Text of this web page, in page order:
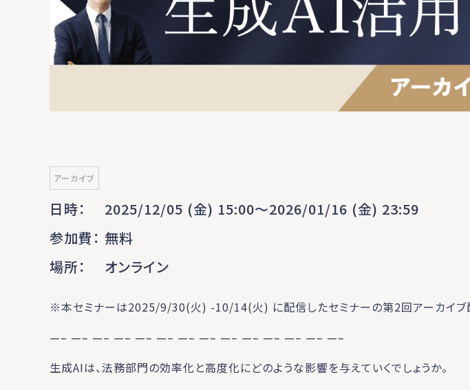
アーカイブ
日時
2025/12/05 (金) 15:00〜2026/01/16 (金) 23:59
参加費
無料
場所
オンライン
※本セミナーは2025/9/30(火) -10/14(火) に配信したセミナーの第2回アーカイブ
—– —– —– —– —– —– —– —– —– —– —– —– —– —–
生成AIは、法務部門の効率化と高度化にどのような影響を与えていくでしょうか。